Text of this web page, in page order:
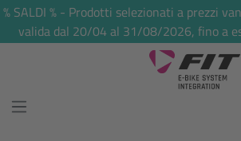
principale
% SALDI % - Prodotti selezionati a prezzi
valida dal 20/04 al 31/08/2026, fino a